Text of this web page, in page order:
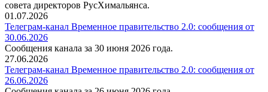
совета директоров РусХимальянса.
01.07.2026
Телеграм-канал Временное правительство 2.0: сообщения от
30.06.2026
Сообщения канала за 30 июня 2026 года.
27.06.2026
Телеграм-канал Временное правительство 2.0: сообщения от
26.06.2026